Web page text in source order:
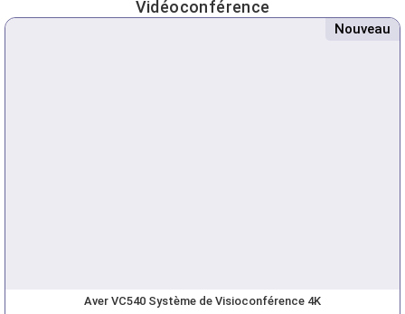
Vidéoconférence
Nouveau
Aver VC540 Système de Visioconférence 4K